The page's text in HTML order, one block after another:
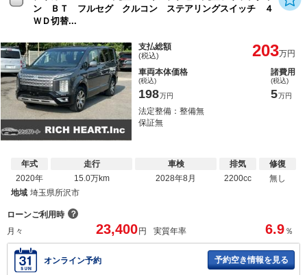
ン ＢＴ フルセグ クルコン ステアリングスイッチ ４
ＷＤ切替...
支払総額
(税込) 203万円
車両本体価格
(税込)
198万円
諸費用
(税込)
5万円
法定整備：整備無
保証無
年式
2020年
走行
15.0万km
車検
2028年8月
排気
2200cc
修復
無し
地域 埼玉県所沢市
ローンご利用時 ？
月々
23,400円 実質年率 6.9 ％
オンライン予約 予約空き情報を見る